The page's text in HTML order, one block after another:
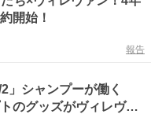
開始！
報告
」シャンプーが働く
のグッズがヴィレヴァ